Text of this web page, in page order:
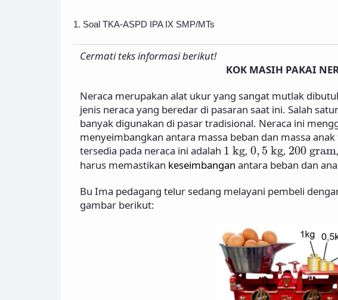
1. Soal TKA-ASPD IPA IX SMP/MTs
Cermati teks informasi berikut!
KOK MASIH PAKAI
Neraca merupakan alat ukur yang sangat mutlak
jenis neraca yang beredar di pasaran saat ini. Salah
banyak digunakan di pasar tradisional. Neraca ini
menyeimbangkan antara massa beban dan massa
tersedia pada neraca ini adalah 1 kg
1 kg, 0, 5 kg
0, 5kg, 200 gram
200 ,
harus memastikan keseimbangan antara beban dan
Bu Ima pedagang telur sedang melayani pembeli
gambar berikut: